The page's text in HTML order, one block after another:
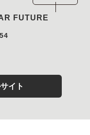
FUTURE
イト